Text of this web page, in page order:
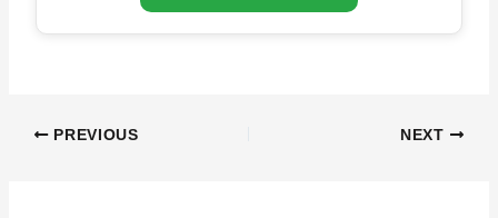
PREVIOUS NEXT